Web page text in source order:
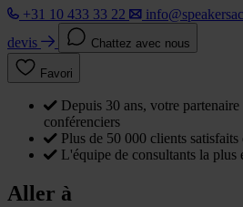
+31 10 433 33 22
devis
Chattez avec nous
Favori
Depuis 30 ans, votre
conférenciers
Plus de 50 000 clients
L'équipe de consultants la plus
Aller à